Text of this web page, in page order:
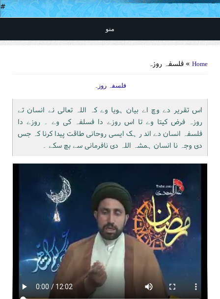
#
منو
Home » فلسفہ روزہ
فلسفہ روزہ
اس تقریر دے وچ اے بیان ہویا وے کہ اللہ تعالی نے انسان تے
روزہ فرض کیتا وے تا اس روزے دا فسلفہ کی وے ۔ روزے دا
فلسفہ انسان دے اند ر ہک ایسی روحانی طاقت پیدا کرنا کہ جس
دی وجہ نا انسان ہمشہ اللہ دی نافرمانی سے بچ سکے ۔